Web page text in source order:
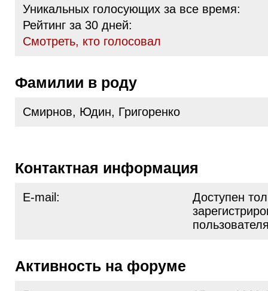
Уникальных голосующих за все время:
Рейтинг за 30 дней:
Cмотреть, кто голосовал
Фамилии в роду
Смирнов, Юдин, Григоренко
Контактная информация
E-mail:
Доступен
Активность на форуме